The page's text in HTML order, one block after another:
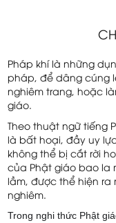
Pháp khí là những
pháp, để dâng cúng
nghiêm trang, hoặc
giáo.
Theo thuật ngữ tiếng
là bất hoại, đầy uy
không thể bị cắt rời
của Phật giáo bao la
lầm, được thể hiện ra
nghiêm.
Trong nghi thức Phật